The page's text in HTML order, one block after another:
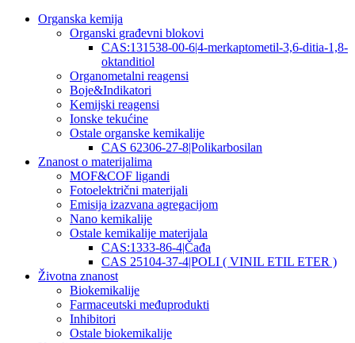
Organska kemija
Organski građevni blokovi
CAS:131538-00-6|4-merkaptometil-3,6-ditia-1,8-
oktanditiol
Organometalni reagensi
Boje&Indikatori
Kemijski reagensi
Ionske tekućine
Ostale organske kemikalije
CAS 62306-27-8|Polikarbosilan
Znanost o materijalima
MOF&COF ligandi
Fotoelektrični materijali
Emisija izazvana agregacijom
Nano kemikalije
Ostale kemikalije materijala
CAS:1333-86-4|Čađa
CAS 25104-37-4|POLI ( VINIL ETIL ETER )
Životna znanost
Biokemikalije
Farmaceutski međuprodukti
Inhibitori
Ostale biokemikalije